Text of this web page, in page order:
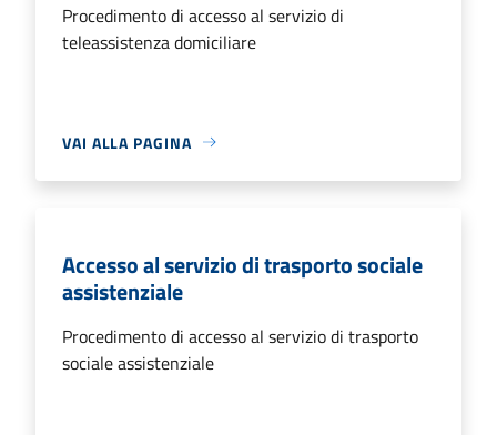
Procedimento di accesso al servizio di
teleassistenza domiciliare
VAI ALLA PAGINA
Accesso al servizio di trasporto sociale
assistenziale
Procedimento di accesso al servizio di trasporto
sociale assistenziale